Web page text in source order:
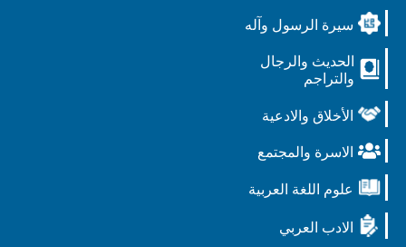
سيرة الرسول وآله
الحديث والرجال
والتراجم
الأخلاق والادعية
الاسرة والمجتمع
علوم اللغة العربية
الادب العربي